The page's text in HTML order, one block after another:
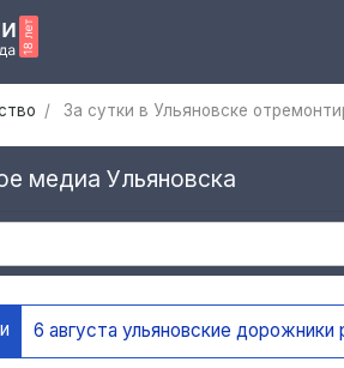
За сутки в Ульяновске
медиа Ульяновска